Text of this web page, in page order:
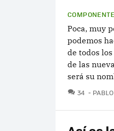
Poca, muy
podemos
de todos
de las
será su
34